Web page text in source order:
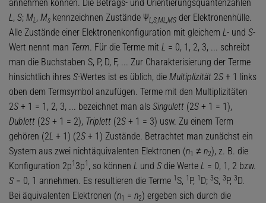
annehmen können. Die Betrags- und Orientierungsquantenzahlen
L, S; ML, Ms kennzeichnen Zustände ΨL,S,ML,MS der Elektronenhülle.
Alle Zustände einer Elektronenkonfiguration mit gleichem L- und S-
Wert nennt man Term. Für die Terme mit L = 0, 1, 2, 3, ... schreibt
man die Buchstaben S, P, D, F, ... Zur Charakterisierung der Terme
hinsichtlich ihres S-Wertes ist es üblich, die Multiplizität 2S + 1 links
oben dem Termsymbol anzufügen. Terme mit den Multiplizitäten
2S + 1 = 1, 2, 3, ... bezeichnet man als Singulett (2S + 1 = 1),
Dublett (2S + 1 = 2), Triplett (2S + 1 = 3) usw. Zu einem Term
gehören (2L + 1) (2S + 1) Zustände. Betrachtet man zunächst ein
System aus zwei nichtäquivalenten Elektronen (n1 ≠ n2), z. B. die
Konfiguration 2p1 3p1 , so können L und S die Werte L = 0, 1, 2 bzw.
S = 0, 1 annehmen. Es resultieren die Terme 1 S, 1 P, 1 D; 3S, 3P, 3D.
Bei äquivalenten Elektronen (n1 = n2) ergeben sich durch die